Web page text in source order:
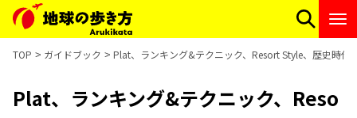
TOP ガイドブック Plat、ランキング&テクニック、Resort Style、歴史時代
Plat、ランキング&テクニック、Reso